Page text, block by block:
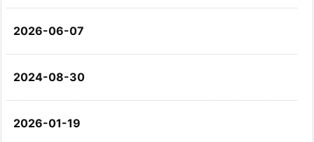
2026-06-07
2024-08-30
2026-01-19